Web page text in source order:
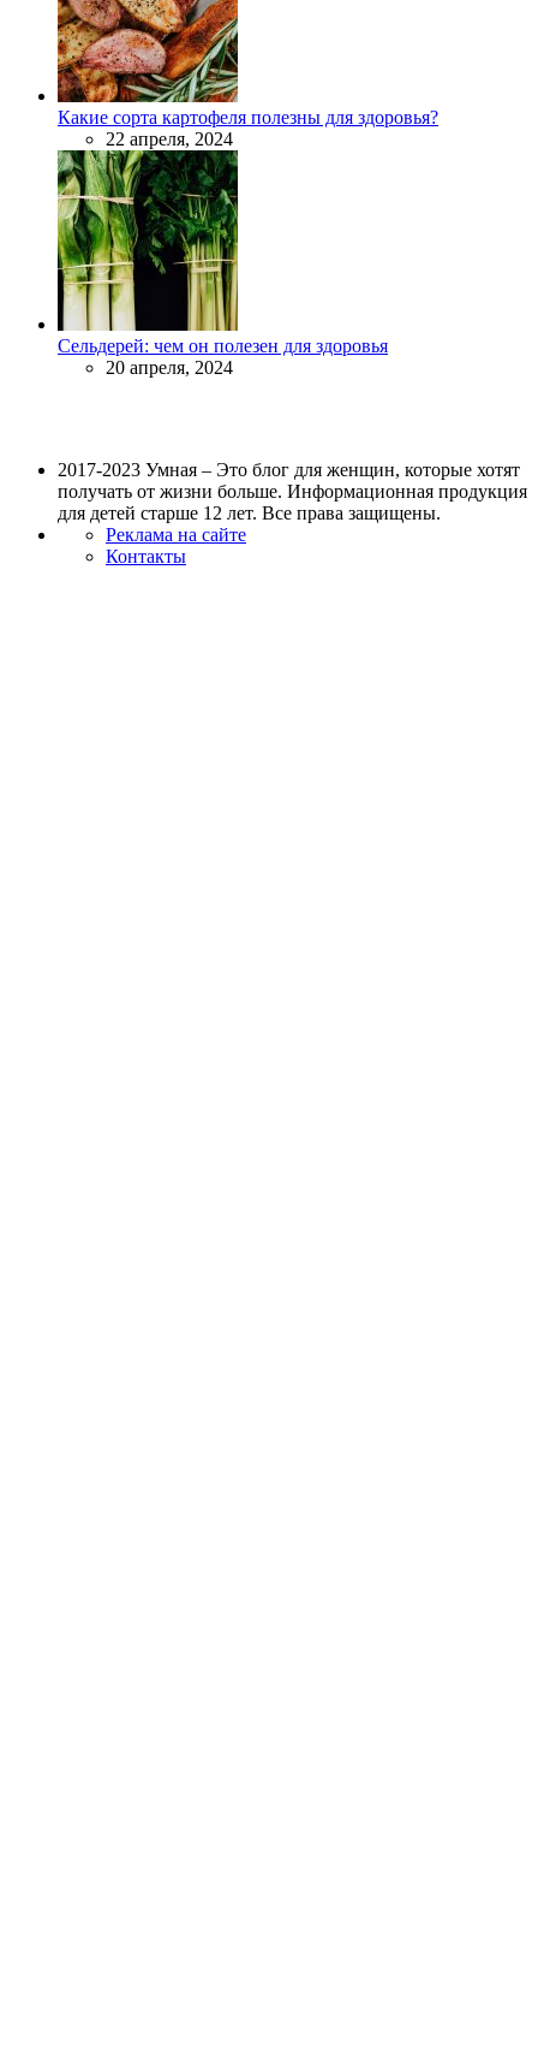
Какие сорта картофеля полезны для здоровья?
22 апреля, 2024
Сельдерей: чем он полезен для здоровья
20 апреля, 2024
2017-2023 Умная – Это блог для женщин, которые хотят
получать от жизни больше. Информационная продукция
для детей старше 12 лет. Все права защищены.
Реклама на сайте
Контакты